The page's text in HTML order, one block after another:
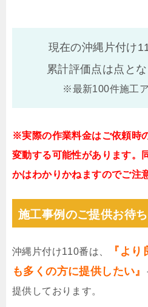
現在の沖縄片付け
累計評価点は点と
※最新100件施工
※実際の作業料金はご依頼時
変動する可能性があります。
かはわかりかねますのでご注
施工事例のご提供お待
沖縄片付け110番は、
『よ
も多くの方に提供したい』
提供しております。